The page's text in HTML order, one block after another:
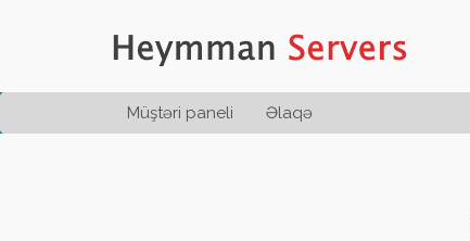
Müştəri paneli Əlaqə